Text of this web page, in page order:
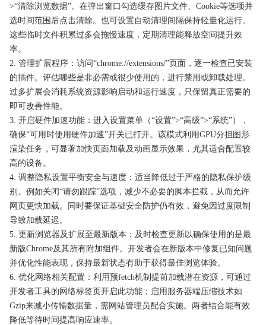
>“清除浏览数据”。在弹出窗口勾选缓存图片文件、Cookie等选项并
选时间范围后点击清除。也可设置自动清理间隔保持轻量化运行。
这些临时文件积累过多会拖慢速度，定期清理能释放空间提升效
率。
2. 管理扩展程序：访问“chrome://extensions/”页面，逐一检查已安装
的插件。评估哪些是非必需或很少使用的，进行禁用或卸载处理。
过多扩展会消耗系统资源影响启动和运行速度，只保留真正需要的
即可改善性能。
3. 开启硬件加速功能：进入设置菜单（“设置”>“高级”>“系统”），
确保“可用时使用硬件加速”开关已打开。该模式利用GPU分担图形
渲染任务，可显著加快页面加载及动画显示效果，尤其适合配置较
高的设备。
4. 调整隐私设置平衡安全与速度：适当降低过于严格的隐私保护级
别。例如关闭“请勿跟踪”选项，减少不必要的脚本拦截，从而允许
网页更快加载。同时要保证基础安全防护仍有效，避免因过度限制
导致加载延迟。
5. 更新浏览器及扩展至最新版本：及时检查更新以确保使用的是最
新版Chrome及其所有附加组件。开发者会在新版本中修复已知问题
并优化性能表现，保持最新状态有助于获得最佳浏览体验。
6. 优化网络相关配置：利用预fetch机制提前加载潜在资源，可通过
开发者工具的网络标签页开启此功能；启用服务器端压缩技术如
Gzip来减小传输数据量，需网站管理员配合实施。两者结合能有效
降低等待时间提高响应速率。